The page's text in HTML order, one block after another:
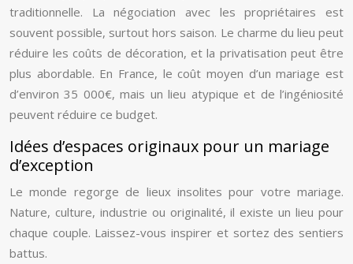
traditionnelle. La négociation avec les propriétaires est
souvent possible, surtout hors saison. Le charme du lieu peut
réduire les coûts de décoration, et la privatisation peut être
plus abordable. En France, le coût moyen d’un mariage est
d’environ 35 000€, mais un lieu atypique et de l’ingéniosité
peuvent réduire ce budget.
Idées d’espaces originaux pour un mariage
d’exception
Le monde regorge de lieux insolites pour votre mariage.
Nature, culture, industrie ou originalité, il existe un lieu pour
chaque couple. Laissez-vous inspirer et sortez des sentiers
battus.